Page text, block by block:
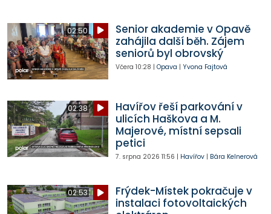
02:50
Senior akademie v Opavě
zahájila další běh. Zájem
seniorů byl obrovský
Včera 10:28 | Opava | Yvona Fajtová
02:38
Havířov řeší parkování v
ulicích Haškova a M.
Majerové, místní sepsali
petici
7. srpna 2026 11:56 | Havířov| Bára Kelnerová
02:53
Frýdek-Místek pokračuje v
instalaci fotovoltaických